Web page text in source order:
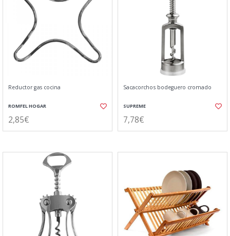
Reductor gas cocina
ROMFEL HOGAR
2,85€
Sacacorchos bodeguero cromado
SUPREME
7,78€